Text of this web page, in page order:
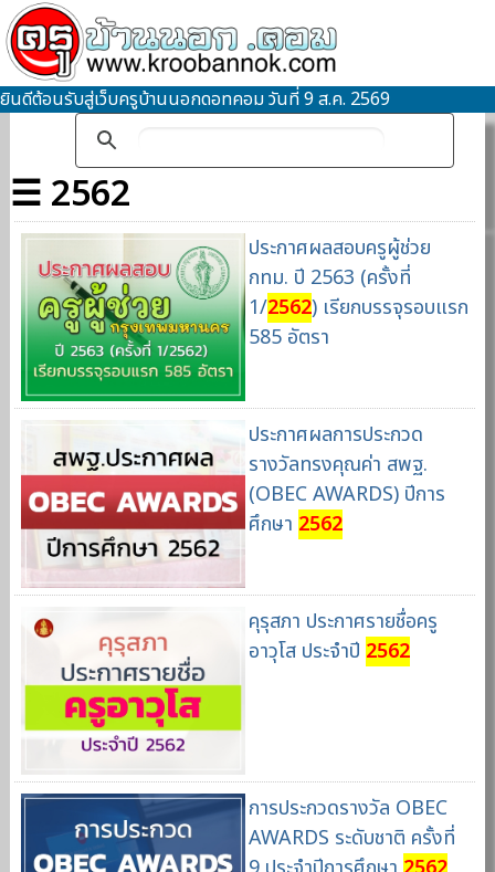
ยินดีต้อนรับสู่เว็บครูบ้านนอกดอทคอม วันที่ 9 ส.ค. 2569
☰ 2562
ประกาศผลสอบครูผู้ช่วย
กทม. ปี 2563 (ครั้งที่
1/2562) เรียกบรรจุรอบแรก
585 อัตรา
ประกาศผลการประกวด
รางวัลทรงคุณค่า สพฐ.
(OBEC AWARDS) ปีการ
ศึกษา 2562
คุรุสภา ประกาศรายชื่อครู
อาวุโส ประจำปี 2562
การประกวดรางวัล OBEC
AWARDS ระดับชาติ ครั้งที่